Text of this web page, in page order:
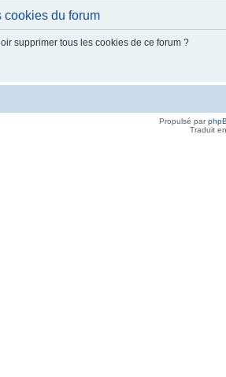
cookies du forum
supprimer tous les cookies de ce forum ?
Propulsé par
Traduit